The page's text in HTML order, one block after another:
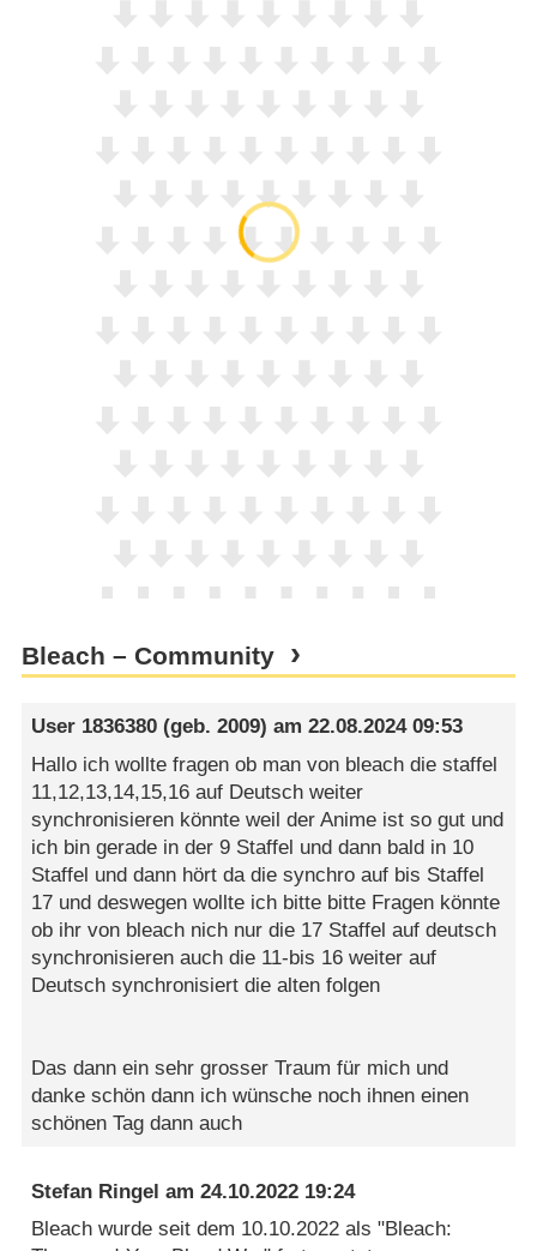
Bleach – Community
User 1836380 (geb. 2009) am22.08.2024 09:53
Hallo ich wollte fragen ob man von bleach die staffel
11,12,13,14,15,16 auf Deutsch weiter
synchronisieren könnte weil der Anime ist so gut und
ich bin gerade in der 9 Staffel und dann bald in 10
Staffel und dann hört da die synchro auf bis Staffel
17 und deswegen wollte ich bitte bitte Fragen könnte
ob ihr von bleach nich nur die 17 Staffel auf deutsch
synchronisieren auch die 11-bis 16 weiter auf
Deutsch synchronisiert die alten folgen
Das dann ein sehr grosser Traum für mich und
danke schön dann ich wünsche noch ihnen einen
schönen Tag dann auch
Stefan Ringel am24.10.2022 19:24
Bleach wurde seit dem 10.10.2022 als "Bleach: